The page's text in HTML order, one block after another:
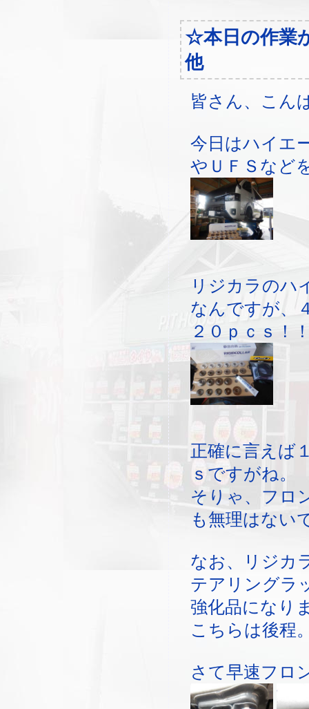
☆本日の作業
他
皆さん、こん
今日はハイエ
やＵＦＳなど
リジカラのハ
なんですが、
２０ｐｃｓ！
正確に言えば
ｓですがね。
そりゃ、フロ
も無理はない
なお、リジカ
テアリングラ
強化品になり
こちらは後程
さて早速フロ